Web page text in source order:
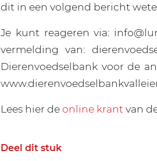
dit in een volgend bericht
Je kunt reageren via:
vermelding van:
Dierenvoedselbank voor de
Lees hier deonline krant van
Deel dit stuk